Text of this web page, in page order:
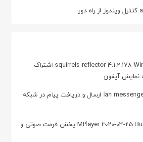
دانلود squirrels reflector 4.1.2.178 Win/Mac اشتراک
آیفون
دانلود MPlayer 2020-04-25 Build 141 پخش فرمت صوتی و